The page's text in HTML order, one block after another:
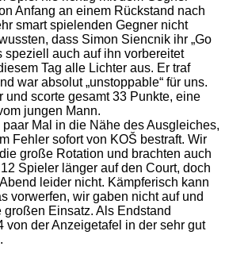
Anfang an einem Rückstand nach
smart spielenden Gegner nicht
dass Simon Siencnik ihr „Go
speziell auch auf ihn vorbereitet
Tag alle Lichter aus. Er traf
war absolut „unstoppable“ für uns.
und scorte gesamt 33 Punkte, eine
jungen Mann.
Mal in die Nähe des Ausgleiches,
Fehler sofort von KOŠ bestraft. Wir
große Rotation und brachten auch
Spieler länger auf den Court, doch
leider nicht. Kämpferisch kann
vorwerfen, wir gaben nicht auf und
Einsatz. Als Endstand
von der Anzeigetafel in der sehr gut